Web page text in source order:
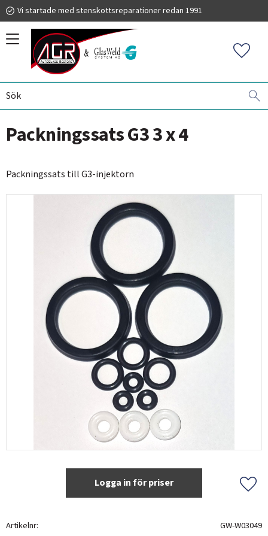
Vi startade med stenskottsreparationer redan 1991
VINDRUTEREPARATIONER
Packningssats G3 3 x 4
Packningssats till G3-injektorn
Logga in för priser
Artikelnr GW-W03049
019 225 220